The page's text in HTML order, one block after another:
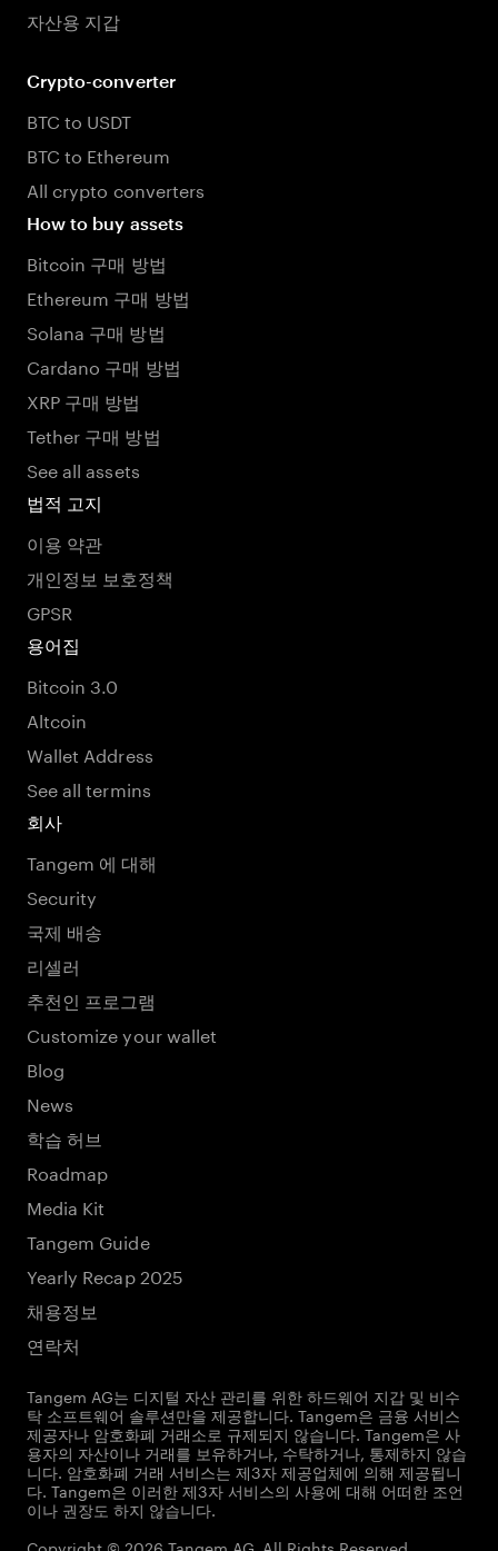
자산용 지갑
Crypto-converter
BTC to USDT
BTC to Ethereum
All crypto converters
How to buy assets
Bitcoin 구매 방법
Ethereum 구매 방법
Solana 구매 방법
Cardano 구매 방법
XRP 구매 방법
Tether 구매 방법
See all assets
법적 고지
이용 약관
개인정보 보호정책
GPSR
용어집
Bitcoin 3.0
Altcoin
Wallet Address
See all termins
회사
Tangem 에 대해
Security
국제 배송
리셀러
추천인 프로그램
Customize your wallet
Blog
News
학습 허브
Roadmap
Media Kit
Tangem Guide
Yearly Recap 2025
채용정보
연락처
Tangem AG는 디지털 자산 관리를 위한 하드웨어 지갑 및 비수
탁 소프트웨어 솔루션만을 제공합니다. Tangem은 금융 서비스
제공자나 암호화폐 거래소로 규제되지 않습니다. Tangem은 사
용자의 자산이나 거래를 보유하거나, 수탁하거나, 통제하지 않습
니다. 암호화폐 거래 서비스는 제3자 제공업체에 의해 제공됩니
다. Tangem은 이러한 제3자 서비스의 사용에 대해 어떠한 조언
이나 권장도 하지 않습니다.